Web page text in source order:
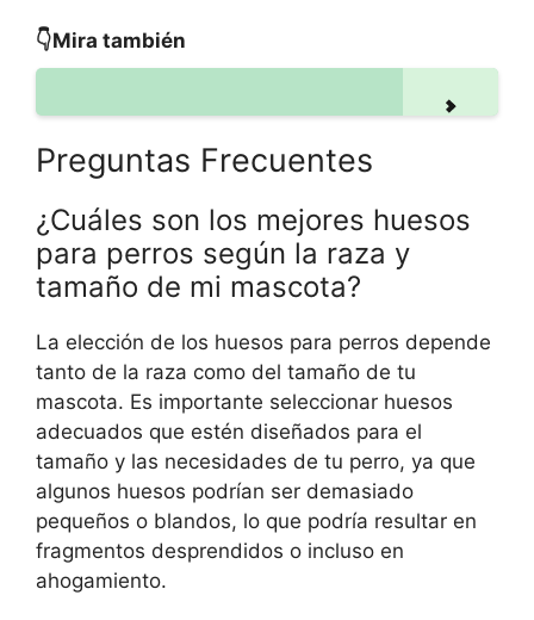
👇Mira también
Preguntas Frecuentes
¿Cuáles son los mejores huesos
para perros según la raza y
tamaño de mi mascota?
La elección de los huesos para perros depende
tanto de la raza como del tamaño de tu
mascota. Es importante seleccionar huesos
adecuados que estén diseñados para el
tamaño y las necesidades de tu perro, ya que
algunos huesos podrían ser demasiado
pequeños o blandos, lo que podría resultar en
fragmentos desprendidos o incluso en
ahogamiento.